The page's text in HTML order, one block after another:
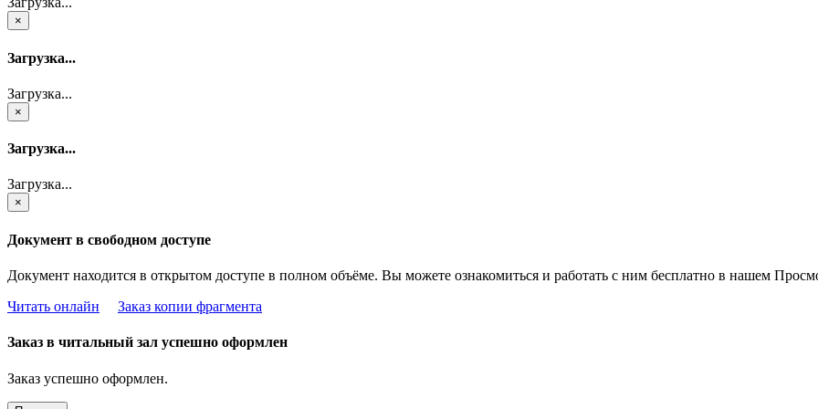
×
Загрузка...
Загрузка...
×
Загрузка...
Загрузка...
×
Документ в свободном доступе
Документ находится в открытом доступе в полном объёме. Вы можете ознакомиться и работать с ним бесплатно в нашем
Читать онлайн
Заказ копии фрагмента
Заказ в читальный зал успешно оформлен
Заказ успешно оформлен.